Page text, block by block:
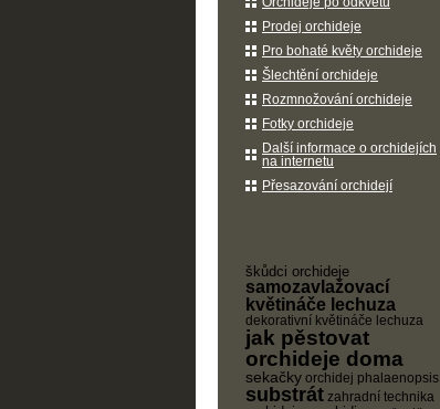
Prodej orchideje
Pro bohaté květy orchideje
Šlechtění orchideje
Rozmnožování orchideje
Fotky orchideje
Další informace o orchidejích
na internetu
Přesazování orchidejí
škůdci orchideje
samozavlažovací
květináče lechuza
dekorativní květináče lechuza
jak pěstovat
orchideje doma
sekačky orchidej phalaenopsis
substrát zahradní technika